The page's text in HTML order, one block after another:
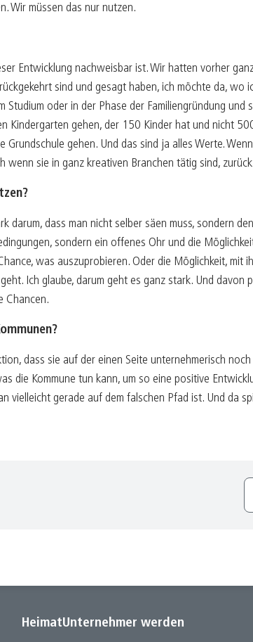
Wir müssen das nur nutzen.
Entwicklung nachweisbar ist. Wir hatten vorher
sind und gesagt haben, ich möchte da,
Studium oder in der Phase der Familiengründung
Kindergarten gehen, der 150 Kinder hat und nicht
gehen. Und das sind ja alles Werte.
sie in ganz kreativen Branchen tätig sind,
darum, dass man nicht selber säen muss, sondern
sondern ein offenes Ohr und die
was auszuprobieren. Oder die Möglichkeit,
Ich glaube, darum geht es ganz stark. Und
Chancen.
dass sie auf der einen Seite unternehmerisch
die Kommune tun kann, um so eine positive
vielleicht gerade auf dem falschen Pfad ist. Und da
HeimatUnternehmer werden